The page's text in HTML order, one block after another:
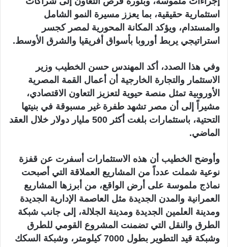
استثمارية حقيقية، بما يعزز مسيرة النمو الشامل
والمستدام، ويؤكد المكانة المحورية لمصر كجسر
استراتيجي يربط أوروبا بأسواق أفريقيا والشرق الأوسط.
وفي هذا الصدد، أكد المهندس حسن الخطيب وزير
الاستثمار والتجارة الخارجية أن أعمال القمة المصرية
الأوروبية تمثل منصة حيوية لتعزيز التعاون الاقتصادي،
مشيراً إلى أن مصر تشهد طفرة غير مسبوقة في بنيتها
التحتية، باستثمارات بلغت أكثر 500 مليار دولار خلال العقد
الماضي.
وأوضح الخطيب أن هذه الاستثمارات أسفرت عن قفزة
نوعية شملت عدداً من المشاريع العملاقة التي أصبحت
نماذج ملموسة على أرض الواقع، من أبرزها المشاريع
العمرانية والمدن الجديدة مثل العاصمة الإدارية الجديدة
ومدينة العلمين الجديدة ومدينة الجلالة، إلى جانب شبكة
الطرق والنقل التي تضمنت المشروع القومي للطرق
وشبكة قيد التطوير بطول 7000 كيلومتر، وشبكة السكك